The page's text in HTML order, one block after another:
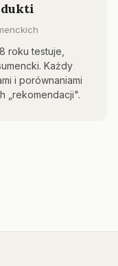
roku testuje,
Każdy
i porównaniami
„rekomendacji".